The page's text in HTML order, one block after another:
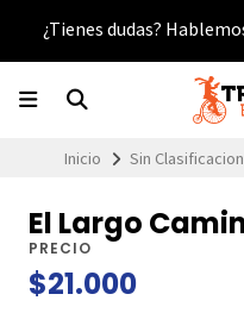
¿Tienes dudas?
Inicio Sin
El Largo
PRECIO
$21.000